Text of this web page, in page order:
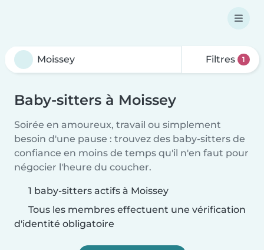
Filtres 1
Baby-sitters à Moissey
Soirée en amoureux, travail ou simplement
besoin d'une pause : trouvez des baby-sitters de
confiance en moins de temps qu'il n'en faut pour
négocier l'heure du coucher.
1 baby-sitters actifs à Moissey
Tous les membres effectuent une vérification
d'identité obligatoire